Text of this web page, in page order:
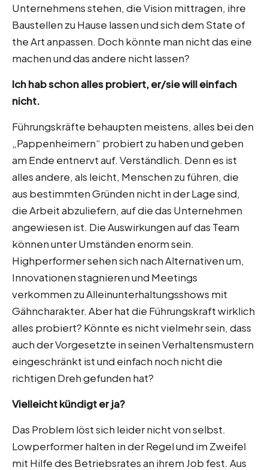
Unternehmens stehen, die Vision mittragen, ihre
Baustellen zu Hause lassen und sich dem State of
the Art anpassen. Doch könnte man nicht das eine
machen und das andere nicht lassen?
Ich hab schon alles probiert, er/sie will einfach
nicht.
Führungskräfte behaupten meistens, alles bei den
„Pappenheimern“ probiert zu haben und geben
am Ende entnervt auf. Verständlich. Denn es ist
alles andere, als leicht, Menschen zu führen, die
aus bestimmten Gründen nicht in der Lage sind,
die Arbeit abzuliefern, auf die das Unternehmen
angewiesen ist. Die Auswirkungen auf das Team
können unter Umständen enorm sein.
Highperformer sehen sich nach Alternativen um,
Innovationen stagnieren und Meetings
verkommen zu Alleinunterhaltungsshows mit
Gähncharakter. Aber hat die Führungskraft wirklich
alles probiert? Könnte es nicht vielmehr sein, dass
auch der Vorgesetzte in seinen Verhaltensmustern
eingeschränkt ist und einfach noch nicht die
richtigen Dreh gefunden hat?
Vielleicht kündigt er ja?
Das Problem löst sich leider nicht von selbst.
Lowperformer halten in der Regel und im Zweifel
mit Hilfe des Betriebsrates an ihrem Job fest. Aus